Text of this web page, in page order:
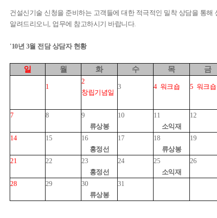
건설신기술 신청을 준비하는 고객들에 대한 적극적인 밀착 상담을 통해
알려드리오니, 업무에 참고하시기 바랍니다.
'10년 3월 전담 상담자 현황
일 월 화 수 목 금
1
2
창립기념일
3 4 워크숍 5 워크숍
7 8 9 10 11
12
류상봉
소익재
14
15 16 17 18
19
홍정선
류상봉
21
22 23 24 25
26
홍정선
소익재
28
29 30
31
류상봉